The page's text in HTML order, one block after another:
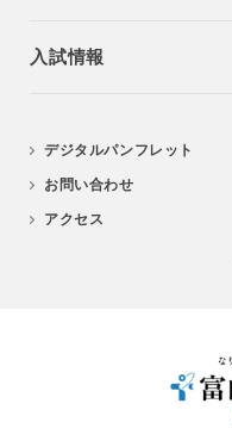
入試情報
デジタルパンフレット
お問い合わせ
アクセス